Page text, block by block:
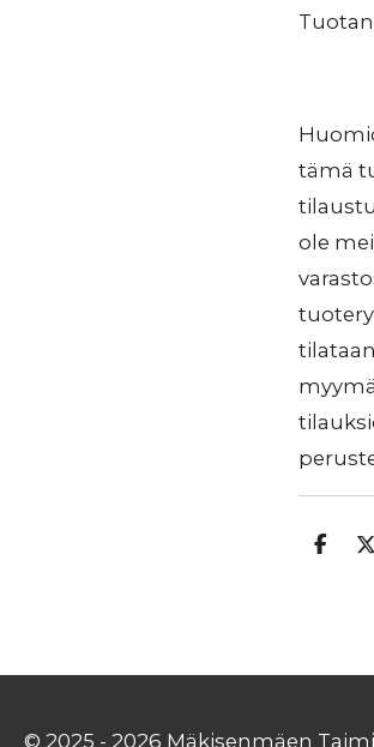
tämä
ole
tilataan
J
J
© 2025 - 2026 Mäkisenmäen